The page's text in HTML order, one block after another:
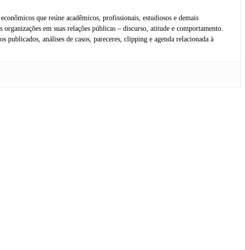
que reúne acadêmicos, profissionais, estudiosos e demais
em suas relações públicas – discurso, atitude e comportamento.
análises de casos, pareceres, clipping e agenda relacionada à